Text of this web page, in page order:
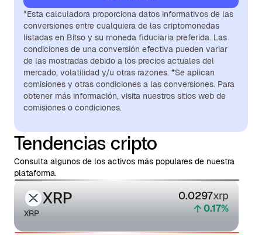
*Esta calculadora proporciona datos informativos de las
conversiones entre cualquiera de las criptomonedas
listadas en Bitso y su moneda fiduciaria preferida. Las
condiciones de una conversión efectiva pueden variar
de las mostradas debido a los precios actuales del
mercado, volatilidad y/u otras razones. *Se aplican
comisiones y otras condiciones a las conversiones. Para
obtener más información, visita nuestros sitios web de
comisiones o condiciones.
Tendencias cripto
Consulta algunos de los activos más populares de nuestra
plataforma.
XRP
XRP
0.0297xrp
0.17%